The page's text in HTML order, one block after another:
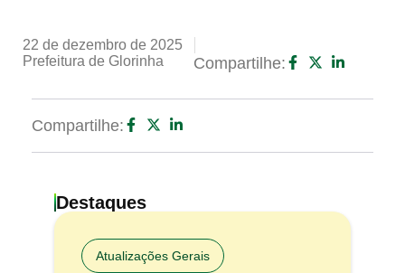
22 de dezembro de 2025
Prefeitura de Glorinha
Compartilhe:
Compartilhe:
Destaques
Atualizações Gerais